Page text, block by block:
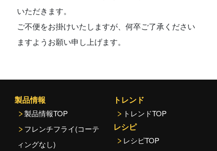
いただきます。
ご不便をお掛けいたしますが、何卒ご了承ください
ますようお願い申し上げます。
製品情報
製品情報TOP
フレンチフライ(コーテ
ィングなし)
トレンド
トレンドTOP
レシピ
レシピTOP